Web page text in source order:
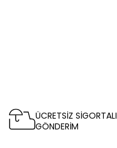
ÜCRETSİZ SİGORTALI
GÖNDERİM